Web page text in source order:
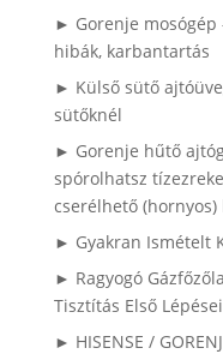
► Gorenje
hibák, karbantartás
► Külső sütő
sütőknél
► Gorenje hűtő
spórolhatsz
cserélhető (hornyos)
► Gyakran Ismételt
► Ragyogó
Tisztítás Első Lépései
► HISENSE /